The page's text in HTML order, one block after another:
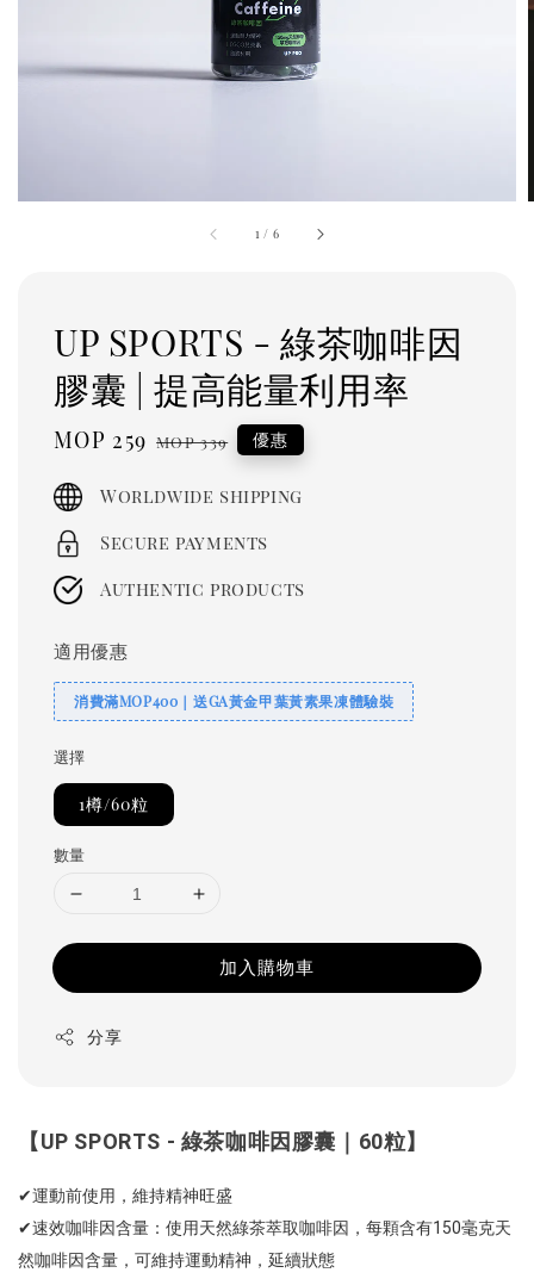
1 / 6
UP SPORTS - 綠茶咖啡因
膠囊 | 提高能量利用率
Sale
MOP 259 Regular
MOP 339 優惠
Worldwide shipping
Secure payments
Authentic products
適用優惠
消費滿MOP400｜送GA黃金甲葉黃素果凍體驗裝
選擇
1樽/60粒
數量
加入購物車
分享
【UP SPORTS - 綠茶咖啡因膠囊｜60粒】
✔運動前使用，維持精神旺盛
✔速效咖啡因含量：使用天然綠茶萃取咖啡因，每顆含有150毫克天
然咖啡因含量，可維持運動精神，延續狀態